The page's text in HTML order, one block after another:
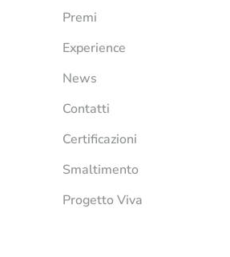
Premi
Experience
News
Contatti
Certificazioni
Smaltimento
Progetto Viva